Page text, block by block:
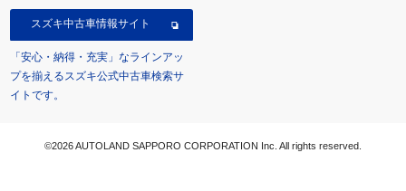
スズキ中古車情報サイト
「安心・納得・充実」なラインアッ
プを揃えるスズキ公式中古車検索サ
イトです。
©2026 AUTOLAND SAPPORO CORPORATION Inc. All rights reserved.